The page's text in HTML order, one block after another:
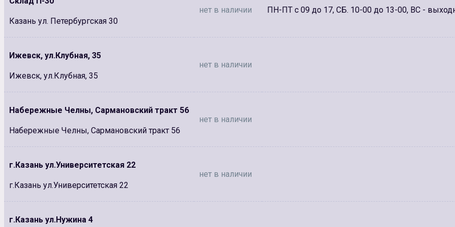
Казань ул. Петербургская 30
нет в наличии ПН-ПТ с 09 до 17, СБ. 10-00 до 13-00, ВС -
Ижевск, ул.Клубная, 35
Ижевск, ул.Клубная, 35
нет в наличии
Набережные Челны, Сармановский тракт 56
Набережные Челны, Сармановский тракт 56
нет в наличии
г.Казань ул.Университетская 22
г.Казань ул.Университетская 22
нет в наличии
г.Казань ул.Нужина 4